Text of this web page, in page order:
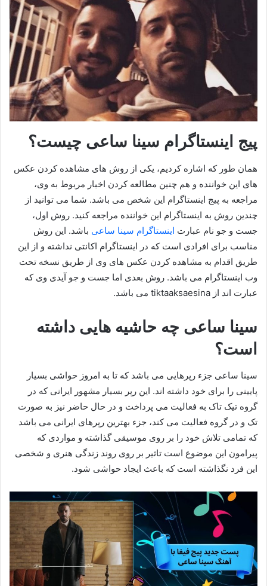
پیج اینستاگرام سینا ساعی چیست؟
همان طور که اشاره کردیم، یکی از روش های مشاهده کردن عکس
های این خواننده و هم چنین مطالعه کردن اخبار مربوط به وی،
مراجعه به پیج اینستاگرام این شخص می باشد. شما می توانید از
چندین روش به اینستاگرام این خواننده مراجعه کنید. روش اول،
جست و جو نام عبارت اینستاگرام سینا ساعی باشد. این روش
مناسب برای افرادی است که در اینستاگرام اکانتی نداشته و از این
طریق اقدام به مشاهده کردن عکس های وی از طریق نسخه تحت
وب اینستاگرام می باشد. روش بعدی اما جست و جو آیدی وی که
عبارت اند از tiktaaksaesina می باشد.
سینا ساعی چه حاشیه هایی داشته
است؟
سینا ساعی جزء رپرهایی می باشد که تا به امروز حواشی بسیار
پایینی را برای خود داشته اند. این رپر بسیار مشهور ایرانی که در
گروه تیک تاک به فعالیت می پرداخت و در حال حاضر نیز به صورت
تک و در گروه فعالیت می کند، جزء بهترین رپرهای ایرانی می باشد
که تمامی تلاش خود را بر روی موسیقی گذاشته و مواردی که
پیرامون این موضوع است تاثیر بر روی روند زندگی هنری و شخصی
این فرد نگذاشته است که باعث ایجاد حواشی شود.